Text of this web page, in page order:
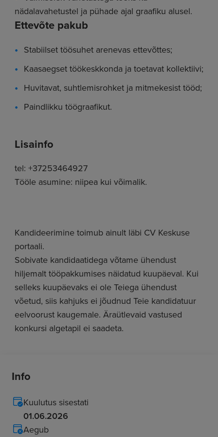
nädalavahetustel ja pühade ajal graafiku alusel.
Ettevõte pakub
Stabiilset töösuhet arenevas ettevõttes;
Kaasaegset töökeskkonda ja toetavat kollektiivi;
Huvitavat, suhtlemisrohket ja mitmekesist tööd;
Paindlikku töögraafikut.
Lisainfo
tel: +37253464927
Tööle asumine: niipea kui võimalik.
Kandideerimine toimub ainult läbi CV Keskuse
portaali.
Sobivate kandidaatidega võtame ühendust
hiljemalt tööpakkumises näidatud kuupäeval. Kui
selleks kuupäevaks ei ole Teiega ühendust
võetud, siis kahjuks ei jõudnud Teie kandidatuur
eelvoorust kaugemale. Äraütlevaid vastused
konkursi algetapil ei saadeta.
Info
Kuulutus sisestati
01.06.2026
Aegub